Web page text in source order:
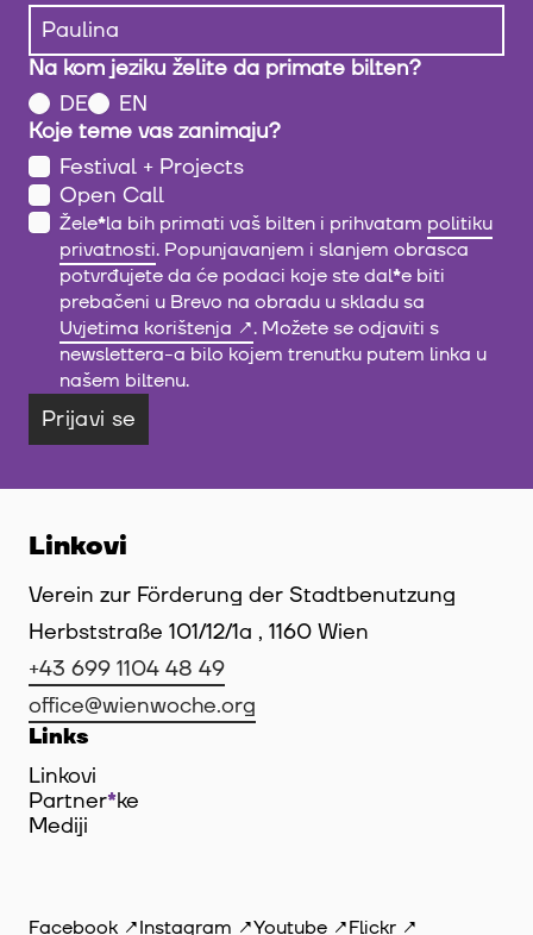
Na kom jeziku želite da primate bilten?
DE
EN
Koje teme vas zanimaju?
Festival + Projects
Open Call
Žele*la bih primati vaš bilten i prihvatam politiku
privatnosti. Popunjavanjem i slanjem obrasca
potvrđujete da će podaci koje ste dal*e biti
prebačeni u Brevo na obradu u skladu sa
Uvjetima korištenja
. Možete se odjaviti s
newslettera-a bilo kojem trenutku putem linka u
našem biltenu.
Prijavi se
Linkovi
Verein zur Förderung der Stadtbenutzung
Herbststraße 101/12/1a , 1160 Wien
+43 699 1104 48 49
office@wienwoche.org
Links
Linkovi
Partner*ke
Mediji
Facebook Instagram Youtube Flickr